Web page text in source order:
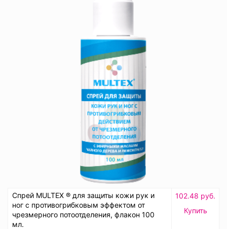
Спрей MULTEX ® для защиты кожи рук и
ног с противогрибковым эффектом от
чрезмерного потоотделения, флакон 100
мл.
102.48 руб.
Купить